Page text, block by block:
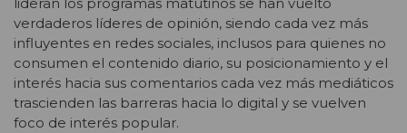
lideran los programas matutinos se han vuelto
verdaderos líderes de opinión, siendo cada vez más
influyentes en redes sociales, inclusos para quienes no
consumen el contenido diario, su posicionamiento y el
interés hacia sus comentarios cada vez más mediáticos
trascienden las barreras hacia lo digital y se vuelven
foco de interés popular.